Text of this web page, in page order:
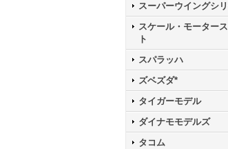
スーパーウイングシ
スケール・モーター
ト
スパラッハ
ズベズダ*
タイガーモデル
ダイナモモデルズ
タコム